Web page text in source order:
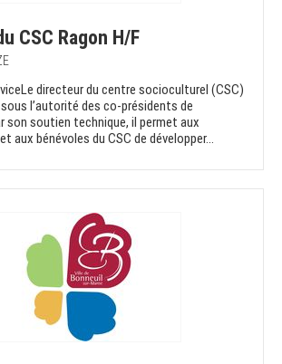
CSC Ragon H/F
directeur du centre socioculturel (CSC)
l’autorité des co-présidents de
son soutien technique, il permet aux
aux bénévoles du CSC de développer...